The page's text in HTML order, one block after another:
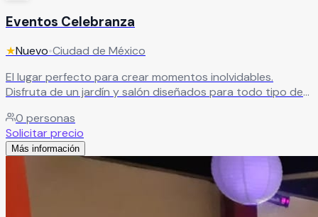
Eventos Celebranza
★Nuevo•Ciudad de México
El lugar perfecto para crear momentos inolvidables.
Disfruta de un jardín y salón diseñados para todo tipo de
hará de tu celebración algo especial.
0 personas
Solicitar precio
Más información